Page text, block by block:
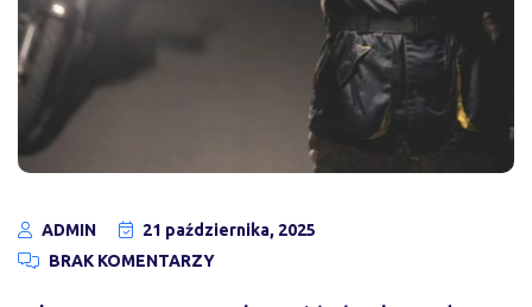
ADMIN
21 października, 2025
BRAK KOMENTARZY